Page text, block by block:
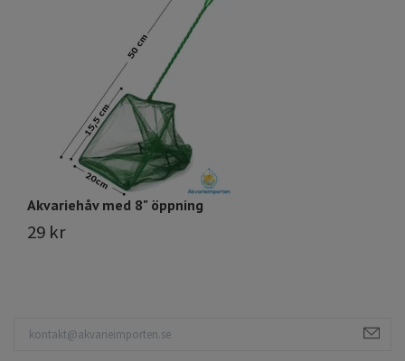
Akvariehåv med 8" öppning
29 kr